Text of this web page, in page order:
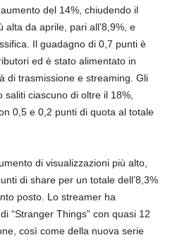
del 14%, chiudendo il
alta da aprile, pari all’8,9%, e
Il guadagno di 0,7 punti è
ed è stato alimentato in
di trasmissione e streaming. Gli
ciascuno di oltre il 18%,
0,5 e 0,2 punti di quota al totale
di visualizzazioni più alto,
di share per un totale dell’8,3%
posto. Lo streamer ha
“Stranger Things” con quasi 12
così come della nuova serie